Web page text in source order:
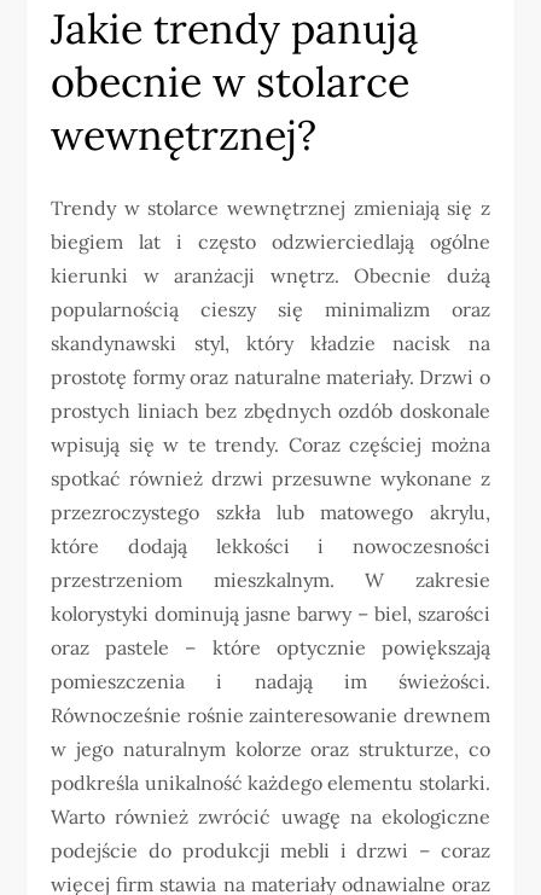
Jakie trendy panują
obecnie w stolarce
wewnętrznej?
Trendy w stolarce wewnętrznej zmieniają się z
biegiem lat i często odzwierciedlają ogólne
kierunki w aranżacji wnętrz. Obecnie dużą
popularnością cieszy się minimalizm oraz
skandynawski styl, który kładzie nacisk na
prostotę formy oraz naturalne materiały. Drzwi o
prostych liniach bez zbędnych ozdób doskonale
wpisują się w te trendy. Coraz częściej można
spotkać również drzwi przesuwne wykonane z
przezroczystego szkła lub matowego akrylu,
które dodają lekkości i nowoczesności
przestrzeniom mieszkalnym. W zakresie
kolorystyki dominują jasne barwy – biel, szarości
oraz pastele – które optycznie powiększają
pomieszczenia i nadają im świeżości.
Równocześnie rośnie zainteresowanie drewnem
w jego naturalnym kolorze oraz strukturze, co
podkreśla unikalność każdego elementu stolarki.
Warto również zwrócić uwagę na ekologiczne
podejście do produkcji mebli i drzwi – coraz
więcej firm stawia na materiały odnawialne oraz